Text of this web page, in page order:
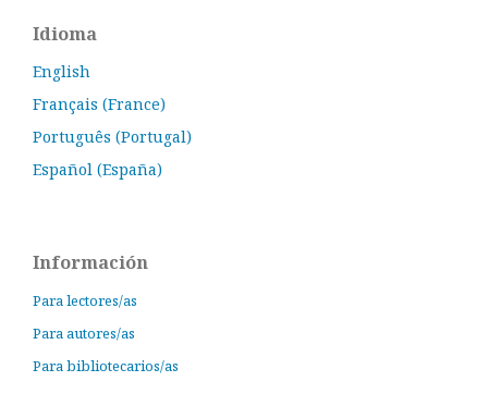
Idioma
English
Français (France)
Português (Portugal)
Español (España)
Información
Para lectores/as
Para autores/as
Para bibliotecarios/as